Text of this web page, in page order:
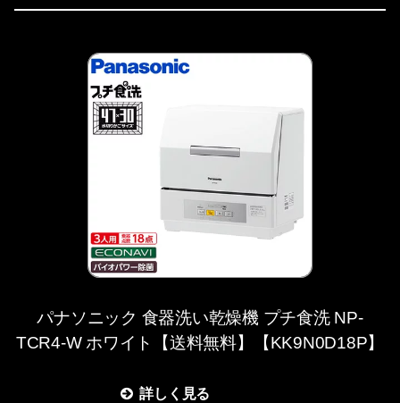
パナソニック 食器洗い乾燥機 プチ食洗 NP-
TCR4-W ホワイト【送料無料】【KK9N0D18P】
詳しく見る